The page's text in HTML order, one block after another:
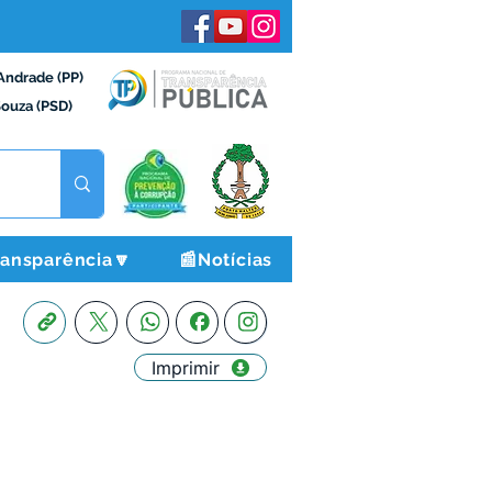
(PP)
(PSD)
📰Notícias
Imprimir